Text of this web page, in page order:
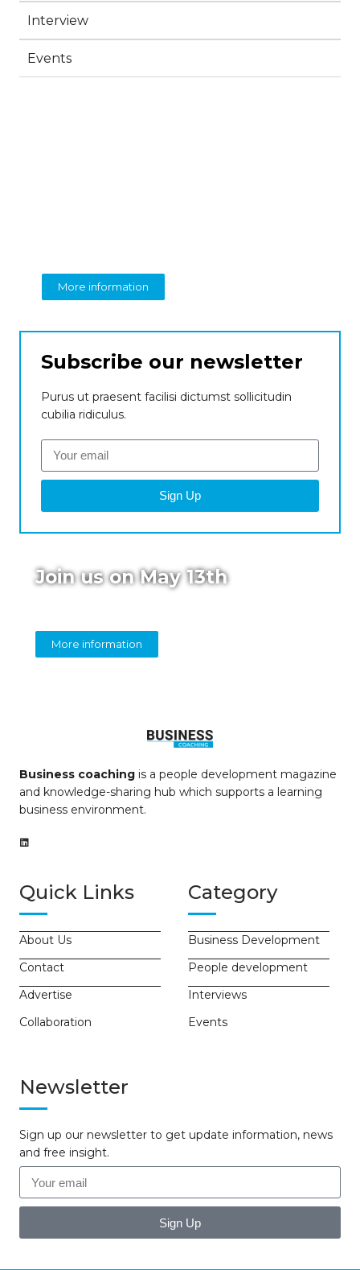
Interview
Events
More information
Subscribe our newsletter
Purus ut praesent facilisi dictumst sollicitudin
cubilia ridiculus.
Sign Up
Join us on May 13th
More information
Business coaching is a people development magazine
and knowledge-sharing hub which supports a learning
business environment.
Quick Links
About Us
Contact
Advertise
Collaboration
Category
Business Development
People development
Interviews
Events
Newsletter
Sign up our newsletter to get update information, news
and free insight.
Sign Up